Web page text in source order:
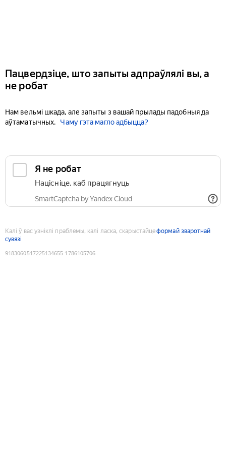
Пацвердзіце, што запыты адпраўлялі вы, а
не робат
Нам вельмі шкада, але запыты з вашай прылады падобныя да
аўтаматычных.
Чаму гэта магло адбыцца?
Я не робат
Націсніце, каб працягнуць
SmartCaptcha by Yandex Cloud
Калі ў вас узніклі праблемы, калі ласка, скарыстайцеформай зваротнай
сувязі
9183060517225134655:1786105706